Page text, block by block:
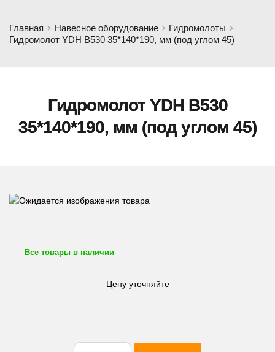
Главная Навесное оборудование
Гидромолоты
Гидромолот YDH B530 35*140*190, мм (под углом 45)
Гидромолот YDH B530
35*140*190, мм (под углом 45)
Все товары в наличии
Цену уточняйте
Количество